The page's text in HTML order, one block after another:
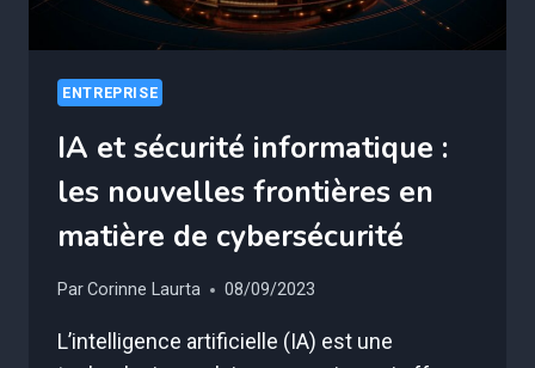
ENTREPRISE
IA et sécurité informatique :
les nouvelles frontières en
matière de cybersécurité
ParCorinne Laurta 08/09/2023
L’intelligence artificielle (IA) est une